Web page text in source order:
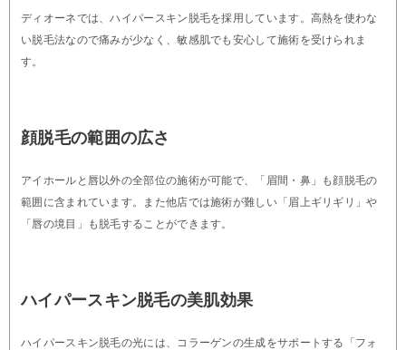
ディオーネでは、ハイパースキン脱毛を採用しています。高熱を使わな
い脱毛法なので痛みが少なく、敏感肌でも安心して施術を受けられま
す。
顔脱毛の範囲の広さ
アイホールと唇以外の全部位の施術が可能で、「眉間・鼻」も顔脱毛の
範囲に含まれています。また他店では施術が難しい「眉上ギリギリ」や
「唇の境目」も脱毛することができます。
ハイパースキン脱毛の美肌効果
ハイパースキン脱毛の光には、コラーゲンの生成をサポートする「フォ